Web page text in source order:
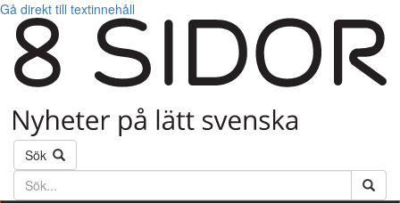
Gå direkt till textinnehåll
Sök
Söktext